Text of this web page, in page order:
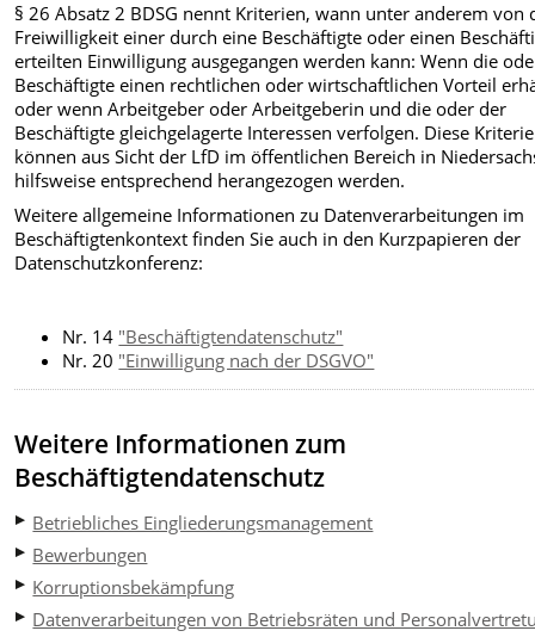
§ 26 Absatz 2 BDSG nennt Kriterien, wann unter anderem von
Freiwilligkeit einer durch eine Beschäftigte oder einen
erteilten Einwilligung ausgegangen werden kann: Wenn die
Beschäftigte einen rechtlichen oder wirtschaftlichen Vorteil
oder wenn Arbeitgeber oder Arbeitgeberin und die oder der
Beschäftigte gleichgelagerte Interessen verfolgen. Diese
können aus Sicht der LfD im öffentlichen Bereich in
hilfsweise entsprechend herangezogen werden.
Weitere allgemeine Informationen zu Datenverarbeitungen im
Beschäftigtenkontext finden Sie auch in den Kurzpapieren der
Datenschutzkonferenz:
Nr. 14 "Beschäftigtendatenschutz"
Nr. 20 "Einwilligung nach der DSGVO"
Weitere Informationen zum
Beschäftigtendatenschutz
Betriebliches Eingliederungsmanagement
Bewerbungen
Korruptionsbekämpfung
Datenverarbeitungen von Betriebsräten und